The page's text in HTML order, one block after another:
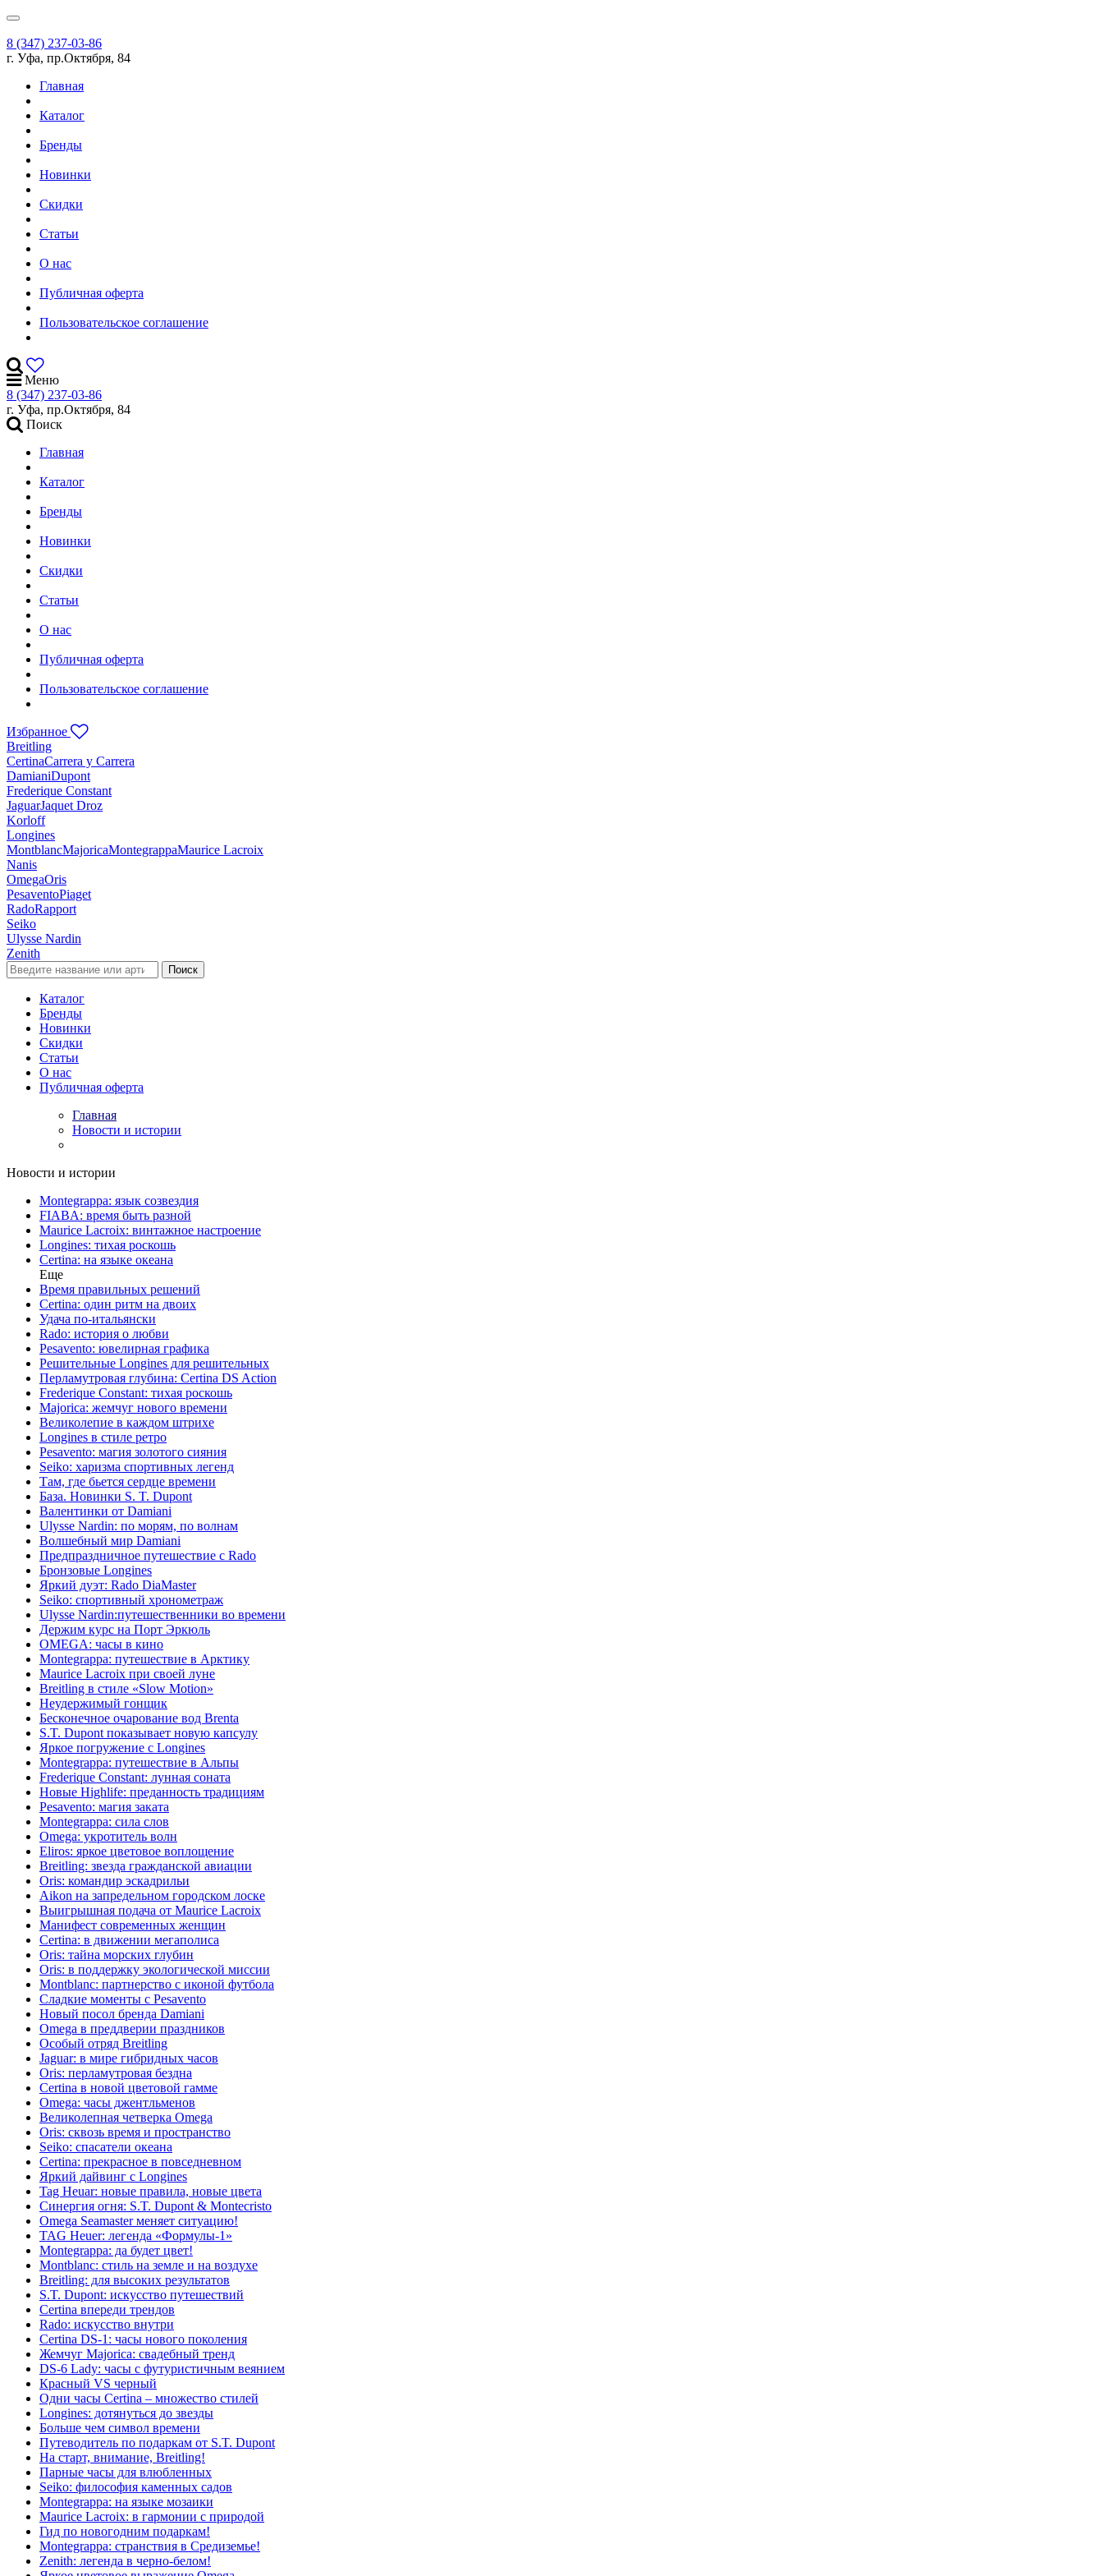
8 (347) 237-03-86
г. Уфа, пр.Октября, 84
Главная
Каталог
Бренды
Новинки
Скидки
Статьи
О нас
Публичная оферта
Пользовательское соглашение
Меню
8 (347) 237-03-86
г. Уфа, пр.Октября, 84
Поиск
Главная
Каталог
Бренды
Новинки
Скидки
Статьи
О нас
Публичная оферта
Пользовательское соглашение
Избранное
Breitling
CertinaCarrera y Carrera
DamianiDupont
Frederique Constant
JaguarJaquet Droz
Korloff
Longines
MontblancMajoricaMontegrappaMaurice Lacroix
Nanis
OmegaOris
PesaventoPiaget
RadoRapport
Seiko
Ulysse Nardin
Zenith
Поиск
Каталог
Бренды
Новинки
Скидки
Статьи
О нас
Публичная оферта
Главная
Новости и истории
Новости и истории
Montegrappa: язык созвездия
FIABA: время быть разной
Maurice Lacroix: винтажное настроение
Longines: тихая роскошь
Certina: на языке океана
Еще
Время правильных решений
Certina: один ритм на двоих
Удача по-итальянски
Rado: история о любви
Pesavento: ювелирная графика
Решительные Longines для решительных
Перламутровая глубина: Certina DS Action
Frederique Constant: тихая роскошь
Majorica: жемчуг нового времени
Великолепие в каждом штрихе
Longines в стиле ретро
Pesavento: магия золотого сияния
Seiko: харизма спортивных легенд
Там, где бьется сердце времени
База. Новинки S. T. Dupont
Валентинки от Damiani
Ulysse Nardin: по морям, по волнам
Волшебный мир Damiani
Предпраздничное путешествие с Rado
Бронзовые Longines
Яркий дуэт: Rado DiaMaster
Seiko: спортивный хронометраж
Ulysse Nardin:путешественники во времени
Держим курс на Порт Эркюль
OMEGA: часы в кино
Montegrappa: путешествие в Арктику
Maurice Lacroix при своей луне
Breitling в стиле «Slow Motion»
Неудержимый гонщик
Бесконечное очарование вод Brenta
S.T. Dupont показывает новую капсулу
Яркое погружение с Longines
Montegrappa: путешествие в Альпы
Frederique Constant: лунная соната
Новые Highlife: преданность традициям
Pesavento: магия заката
Montegrappa: сила слов
Omega: укротитель волн
Eliros: яркое цветовое воплощение
Breitling: звезда гражданской авиации
Oris: командир эскадрильи
Aikon на запредельном городском лоске
Выигрышная подача от Maurice Lacroix
Манифест современных женщин
Certina: в движении мегаполиса
Oris: тайна морских глубин
Oris: в поддержку экологической миссии
Montblanc: партнерство с иконой футбола
Сладкие моменты с Pesavento
Новый посол бренда Damiani
Omega в преддверии праздников
Особый отряд Breitling
Jaguar: в мире гибридных часов
Oris: перламутровая бездна
Certina в новой цветовой гамме
Omega: часы джентльменов
Великолепная четверка Omega
Oris: сквозь время и пространство
Seiko: спасатели океана
Certina: прекрасное в повседневном
Яркий дайвинг с Longines
Tag Heuar: новые правила, новые цвета
Синергия огня: S.T. Dupont & Montecristo
Omega Seamaster меняет ситуацию!
TAG Heuer: легенда «Формулы-1»
Montegrappa: да будет цвет!
Montblanc: стиль на земле и на воздухе
Breitling: для высоких результатов
S.T. Dupont: искусство путешествий
Certina впереди трендов
Rado: искусство внутри
Certina DS-1: часы нового поколения
Жемчуг Majorica: свадебный тренд
DS-6 Lady: часы с футуристичным веянием
Красный VS черный
Одни часы Certina – множество стилей
Longines: дотянуться до звезды
Больше чем символ времени
Путеводитель по подаркам от S.T. Dupont
На старт, внимание, Breitling!
Парные часы для влюбленных
Seiko: философия каменных садов
Montegrappa: на языке мозаики
Maurice Lacroix: в гармонии с природой
Гид по новогодним подаркам!
Montegrappa: странствия в Средиземье!
Zenith: легенда в черно-белом!